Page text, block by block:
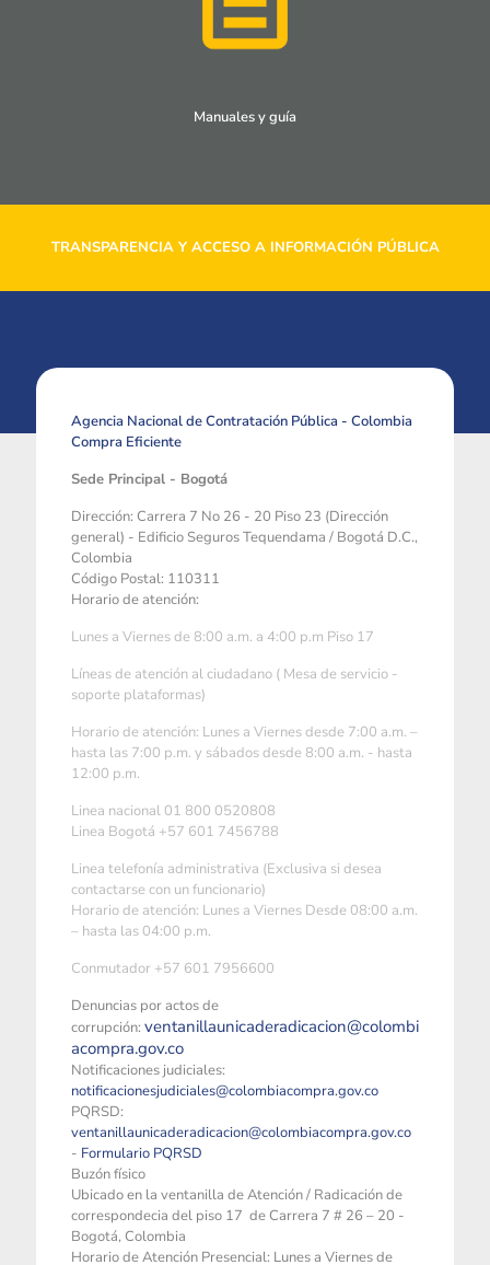
Manuales y guía
TRANSPARENCIA Y ACCESO A INFORMACIÓN PÚBLICA
Agencia Nacional de Contratación Pública - Colombia
Compra Eficiente
Sede Principal - Bogotá
Dirección: Carrera 7 No 26 - 20 Piso 23 (Dirección
general) - Edificio Seguros Tequendama / Bogotá D.C.,
Colombia
Código Postal: 110311
Horario de atención:
Lunes a Viernes de 8:00 a.m. a 4:00 p.m Piso 17
Líneas de atención al ciudadano ( Mesa de servicio -
soporte plataformas)
Horario de atención: Lunes a Viernes desde 7:00 a.m. –
hasta las 7:00 p.m. y sábados desde 8:00 a.m. - hasta
12:00 p.m.
Linea nacional 01 800 0520808
Linea Bogotá +57 601 7456788
Linea telefonía administrativa (Exclusiva si desea
contactarse con un funcionario)
Horario de atención: Lunes a Viernes Desde 08:00 a.m.
– hasta las 04:00 p.m.
Conmutador +57 601 7956600
Denuncias por actos de
corrupción: ventanillaunicaderadicacion@colombi
acompra.gov.co
Notificaciones judiciales:
notificacionesjudiciales@colombiacompra.gov.co
PQRSD:
ventanillaunicaderadicacion@colombiacompra.gov.co
- Formulario PQRSD
Buzón físico
Ubicado en la ventanilla de Atención / Radicación de
correspondecia del piso 17 de Carrera 7 # 26 – 20 -
Bogotá, Colombia
Horario de Atención Presencial: Lunes a Viernes de